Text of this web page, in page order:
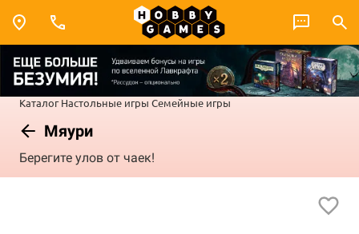
Каталог Настольные игры Семейные игры
Мяури
Берегите улов от чаек!